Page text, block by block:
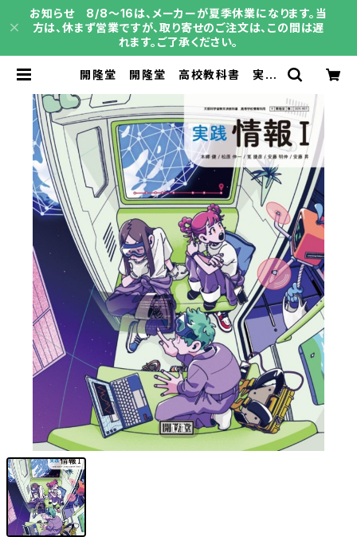
お知らせ 8/8～16は、メーカーが夏季休業になります。当
方は、休まず営業ですが、取り寄せのご注文は、この間は遅
れます。ご了承ください。
開隆堂 開隆堂 高校教科書 実践
品 ISBN：004008480 ISBN-
10：B0GV9VGLFL SKU：00401
8345 | 育之書店（いくのしょてん）
1/1